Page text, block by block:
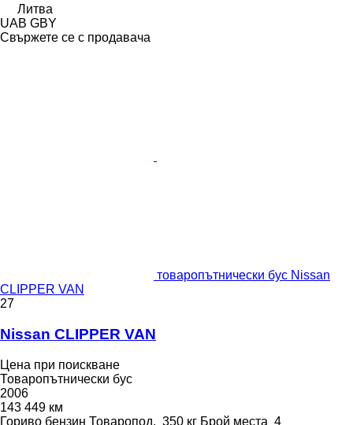
Литва
UAB GBY
Свържете се с продавача
товаропътнически бус Nissan
CLIPPER VAN
27
Nissan CLIPPER VAN
Цена при поискване
Товаропътнически бус
2006
143 449 км
Гориво бензин Товаропод. 350 кг Брой места 4